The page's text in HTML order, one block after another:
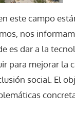
este campo
nos
es dar a la
para mejorar la
social. El